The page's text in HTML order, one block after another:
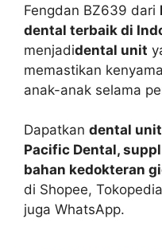
Fengdan BZ639 dari
dental terbaik di
menjadidental unit
memastikan
anak-anak selama
Dapatkan dental unit
Pacific Dental,
bahan kedokteran
di Shopee,
juga WhatsApp.